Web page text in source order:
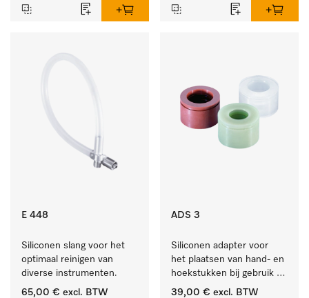
E 448
Siliconen slang voor het
optimaal reinigen van
diverse instrumenten.
65,00 € excl. BTW
ADS 3
Siliconen adapter voor
het plaatsen van hand- en
hoekstukken bij gebruik
van AUF 1 of AUF 2.
39,00 € excl. BTW